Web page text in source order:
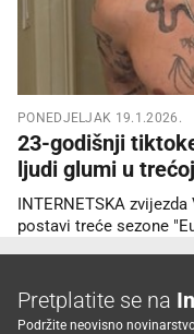
PONEDJELJAK 19.1.2026.
23-godišnji
ljudi glumi u
INTERNETSKA
postavi treće sezone
Pretplatite se na
Podržite neovisno